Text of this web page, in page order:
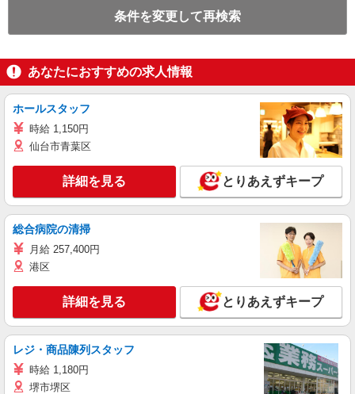
条件を変更して再検索
あなたにおすすめの求人情報
ホールスタッフ
時給 1,150円
仙台市青葉区
詳細を見る とりあえずキープ
総合病院の清掃
月給 257,400円
港区
詳細を見る とりあえずキープ
レジ・商品陳列スタッフ
時給 1,180円
堺市堺区